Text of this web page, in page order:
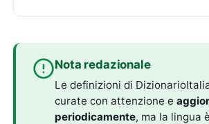
Nota redazionale
Le definizioni di
curate con attenzione e
periodicamente, ma la lingua